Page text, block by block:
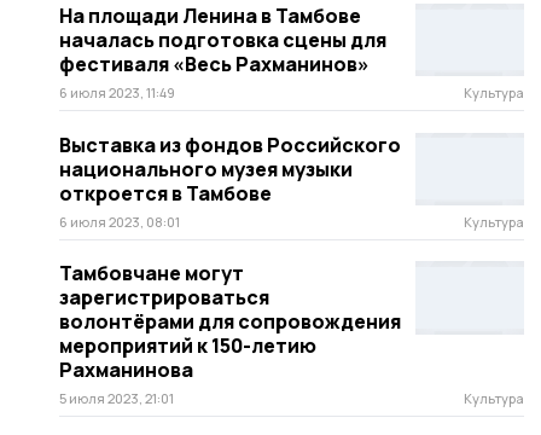
На площади Ленина в Тамбове
началась подготовка сцены для
фестиваля «Весь Рахманинов»
6 июля 2023, 11:49 Культура
Выставка из фондов Российского
национального музея музыки
откроется в Тамбове
6 июля 2023, 08:01 Культура
Тамбовчане могут
зарегистрироваться
волонтёрами для сопровождения
мероприятий к 150-летию
Рахманинова
5 июля 2023, 21:01 Культура